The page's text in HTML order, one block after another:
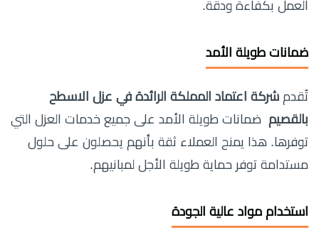
العمل بكفاءة ودقة.
ضمانات طويلة الأمد
تُقدم شركة اعتماد المملكة الرائدة في عزل الاسطح
بالقصيم ضمانات طويلة الأمد على جميع خدمات العزل التي
توفرها. هذا يمنح العملاء ثقة بأنهم يحصلون على حلول
مستدامة توفر حماية طويلة الأجل لمبانيهم.
استخدام مواد عالية الجودة